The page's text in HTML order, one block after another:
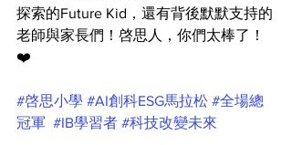
探索的Future Kid，還有背後默默支持的
老師與家長們！啓思人，你們太棒了！
❤️
#啓思小學 #AI創科ESG馬拉松 #全場總
冠軍 #IB學習者 #科技改變未來